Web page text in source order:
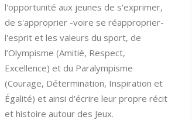
l'opportunité aux jeunes de s'exprimer,
de s'approprier -voire se réapproprier-
l'esprit et les valeurs du sport, de
l’Olympisme (Amitié, Respect,
Excellence) et du Paralympisme
(Courage, Détermination, Inspiration et
Égalité) et ainsi d'écrire leur propre récit
et histoire autour des Jeux.